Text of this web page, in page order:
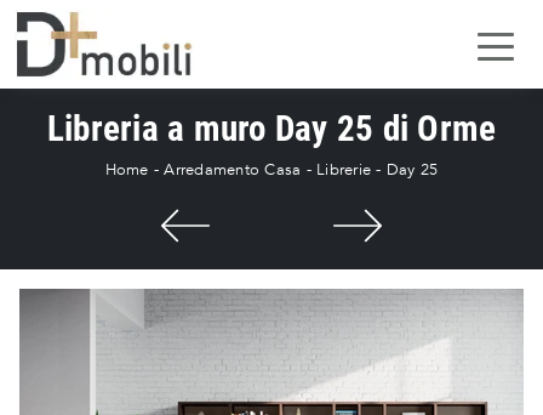
Libreria a muro Day 25 di Orme
Home -Arredamento Casa - Librerie - Day 25